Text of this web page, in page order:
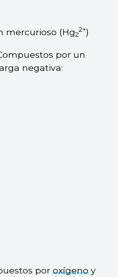
mercurioso (Hg2
2+)
por un
negativa:
poroxígenoy